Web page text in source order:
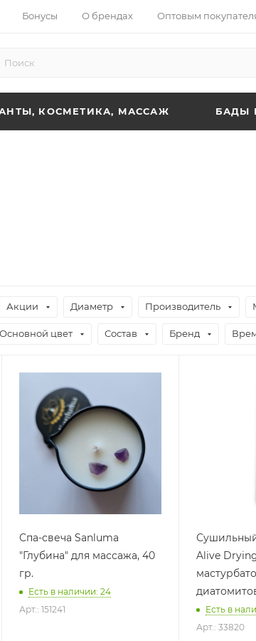
Бонусы О брендах Оптовым
КОСМЕТИКА, МАССАЖ БАДЫ
Акции Диаметр Производитель
Основной цвет Состав Бренд
Спа-свеча Sanluma
"Глубина" для массажа, 40
гр.
Есть в наличии: 24
Арт.: 151241
Alive
Есть в
Арт.: 33820